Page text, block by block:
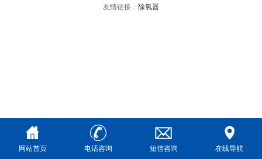
友情链接： 除氧器
网站首页 电话咨询 短信咨询 在线导航